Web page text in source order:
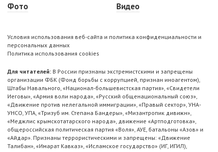
Фото
Видео
Условия использования веб-сайта и политика конфиденциальности и
персональных данных
Политика использования cookies
Для читателей: В России признаны экстремистскими и запрещены
организации ФБК (Фонд борьбы с коррупцией, признан иноагентом),
Штабы Навального, «Национал-большевистская партия», «Свидетели
Иеговы», «Армия воли народа», «Русский общенациональный союз»,
«Движение против нелегальной иммиграции», «Правый сектор», УНА-
УНСО, УПА, «Тризуб им. Степана Бандеры», «Мизантропик дивижн»,
«Меджлис крымскотатарского народа», движение «Артподготовка»,
общероссийская политическая партия «Воля», АУЕ, батальоны «Азов» и
«Айдар». Признаны террористическими и запрещены: «Движение
Талибан», «Имарат Кавказ», «Исламское государство» (ИГ, ИГИЛ),